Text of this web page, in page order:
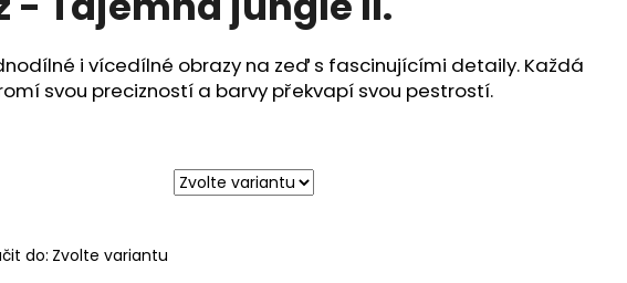
i vícedílné obrazy na zeď s fascinujícími detaily. Každá
svou precizností a barvy překvapí svou pestrostí.
do: Zvolte variantu
- HUDEBNÍ EXTÁZE